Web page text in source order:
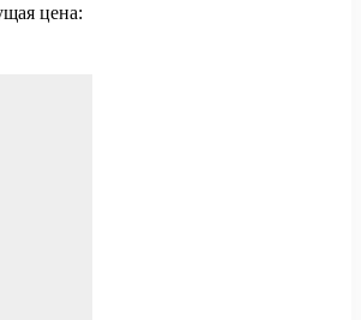
цена: